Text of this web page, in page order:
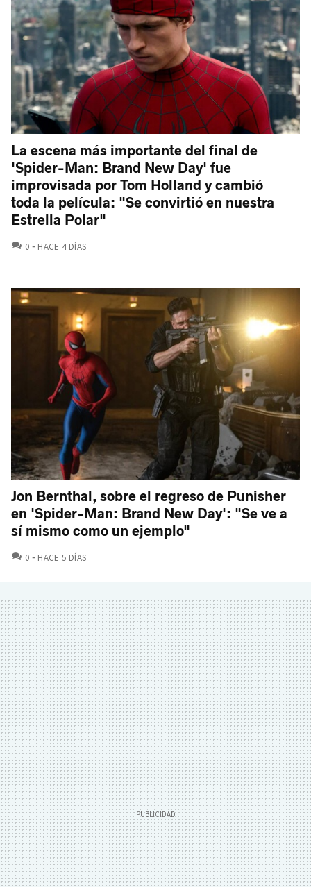
La escena más importante del final de
'Spider-Man: Brand New Day' fue
improvisada por Tom Holland y cambió
toda la película: "Se convirtió en nuestra
Estrella Polar"
0 COMENTARIOS
HACE 4 DÍAS
Jon Bernthal, sobre el regreso de Punisher
en 'Spider-Man: Brand New Day': "Se ve a
sí mismo como un ejemplo"
0 COMENTARIOS
HACE 5 DÍAS